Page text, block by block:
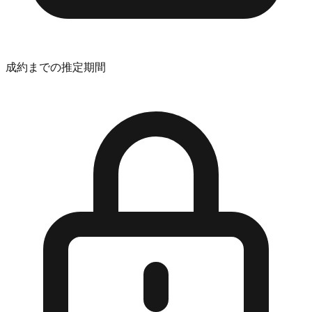
成約までの推定期間